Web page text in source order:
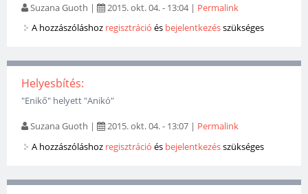
Suzana Guoth | 2015. okt. 04. - 13:04| Permalink
A hozzászóláshoz regisztráció és bejelentkezésszükséges
Helyesbítés:
"Enikő" helyett "Anikó"
Suzana Guoth | 2015. okt. 04. - 13:07 | Permalink
A hozzászóláshoz regisztráció és bejelentkezésszükséges